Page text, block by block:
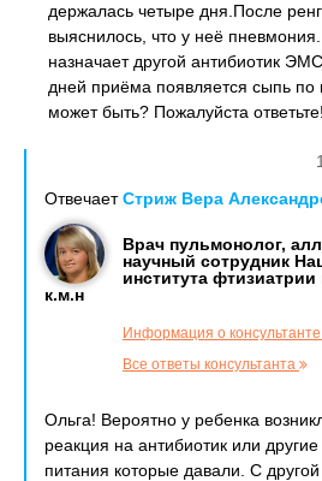
держалась четыре дня.После
выяснилось, что у неё
назначает другой антибиотик
дней приёма появляется сыпь по
может быть? Пожалуйста ответьте!
ОтвечаетСтриж Вера
Врач пульмонолог,
научный сотрудник
института
к.м.н
Информация о консультанте
Все ответы консультанта
Ольга! Вероятно у ребенка
реакция на антибиотик или
питания которые давали. С